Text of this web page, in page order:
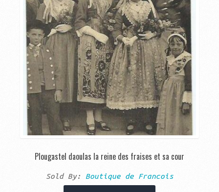
Plougastel daoulas la reine des fraises et sa cour
Sold By: Boutique de Francois